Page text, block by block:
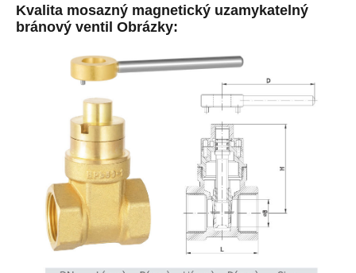
Kvalita mosazný magnetický uzamykatelný
bránový ventil Obrázky: